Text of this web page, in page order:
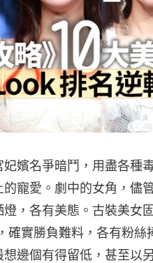
嬪名爭暗鬥，用盡各種
寵愛。劇中的女角，儘
，各有美態。古裝美女
確實勝負難料，各有粉絲
邊個有得留低，甚至以